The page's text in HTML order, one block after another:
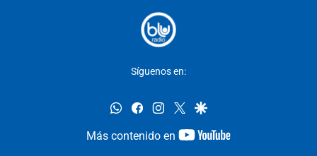
Síguenos en:
whatsappfacebookinstagram
twittergoogle
Más contenido en
youtube-